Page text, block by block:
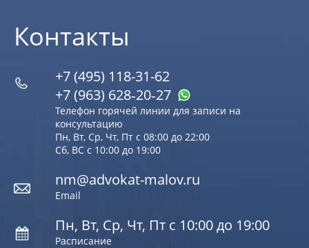
Контакты
+7 (495) 118-31-62
+7 (963) 628‑20‑27
Телефон горячей линии для записи на
консультацию
Пн, Вт, Ср, Чт, Пт с 08:00 до 22:00
Сб, ВС с 10:00 до 19:00
nm@advokat-malov.ru
Email
Пн, Вт, Ср, Чт, Пт с 10:00 до 19:00
Расписание